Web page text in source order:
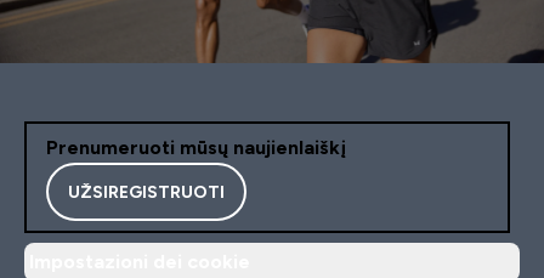
Prenumeruoti mūsų naujienlaiškį
UŽSIREGISTRUOTI